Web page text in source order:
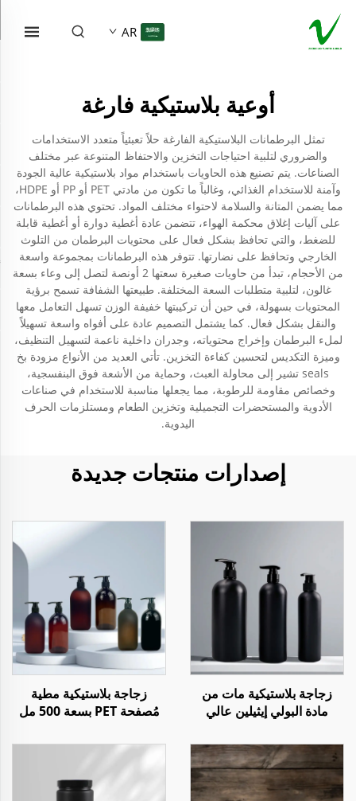
AR
أوعية بلاستيكية فارغة
تمثل البرطمانات البلاستيكية الفارغة حلاً تعبئياً متعدد الاستخدامات
والضروري لتلبية احتياجات التخزين والاحتفاظ المتنوعة عبر مختلف
الصناعات. يتم تصنيع هذه الحاويات باستخدام مواد بلاستيكية عالية الجودة
وآمنة للاستخدام الغذائي، وغالباً ما تكون من مادتي PET أو PP أو HDPE،
مما يضمن المتانة والسلامة لاحتواء مختلف المواد. تحتوي هذه البرطمانات
على آليات إغلاق محكمة الهواء، تتضمن عادة أغطية دوارة أو أغطية قابلة
للضغط، والتي تحافظ بشكل فعال على محتويات البرطمان من التلوث
الخارجي وتحافظ على نضارتها. تتوفر هذه البرطمانات بمجموعة واسعة
من الأحجام، تبدأ من حاويات صغيرة سعتها 2 أونصة لتصل إلى وعاء بسعة
غالون، لتلبية متطلبات السعة المختلفة. طبيعتها الشفافة تسمح برؤية
المحتويات بسهولة، في حين أن تركيبتها خفيفة الوزن تسهل التعامل معها
والنقل بشكل فعال. كما يشتمل التصميم عادة على أفواه واسعة تسهيلاً
لملء البرطمان وإخراج محتوياته، وجدران داخلية ناعمة لتسهيل التنظيف،
وميزة التكديس لتحسين كفاءة التخزين. تأتي العديد من الأنواع مزودة بخ
seals تشير إلى محاولة العبث، وحماية من الأشعة فوق البنفسجية،
وخصائص مقاومة للرطوبة، مما يجعلها مناسبة للاستخدام في صناعات
الأدوية والمستحضرات التجميلية وتخزين الطعام ومستلزمات الحرف
اليدوية.
إصدارات منتجات جديدة
زجاجة بلاستيكية مات من
مادة البولي إيثيلين عالي
للشامبو والبلسم والجل
الاستحمام
زجاجة بلاستيكية مطية
مُصفحة PET بسعة 500 مل